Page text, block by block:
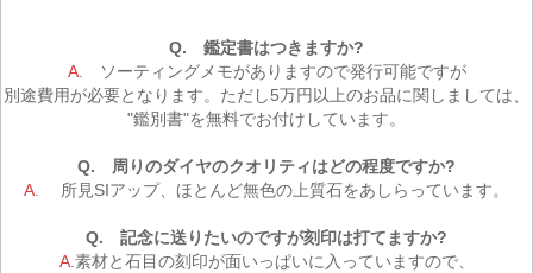
Q. 鑑定書はつきますか?
A.
ソーティングメモがありますので発行可能ですが
別途費用が必要となります。ただし5万円以上のお品に関しましては、
"鑑別書"を無料でお付けしています。
Q. 周りのダイヤのクオリティはどの程度ですか?
A.
所見SIアップ、ほとんど無色の上質石をあしらっています。
Q. 記念に送りたいのですが刻印は打てますか?
A. 素材と石目の刻印が面いっぱいに入っていますので、
カートを見る
お買い物を続ける